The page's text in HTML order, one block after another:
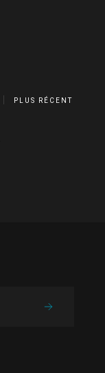
PLUS RÉCENT